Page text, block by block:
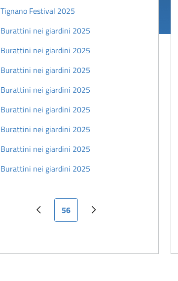
Tignano Festival 2025
Burattini nei giardini 2025
Burattini nei giardini 2025
Burattini nei giardini 2025
Burattini nei giardini 2025
Burattini nei giardini 2025
Burattini nei giardini 2025
Burattini nei giardini 2025
Burattini nei giardini 2025
Pagina precedente
Pagina attuale
56
Pagina successiva